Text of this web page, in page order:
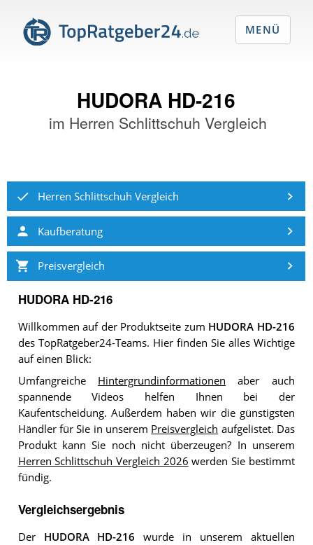
HUDORA HD-216
im Herren Schlittschuh Vergleich
Herren Schlittschuh Vergleich
Kaufberatung
Preisvergleich
HUDORA HD-216
Willkommen auf der Produktseite zum HUDORA HD-216
des TopRatgeber24-Teams. Hier finden Sie alles Wichtige
auf einen Blick:
Umfangreiche Hintergrundinformationen aber auch
spannende Videos helfen Ihnen bei der
Kaufentscheidung. Außerdem haben wir die günstigsten
Händler für Sie in unserem Preisvergleich aufgelistet. Das
Produkt kann Sie noch nicht überzeugen? In unserem
Herren Schlittschuh Vergleich 2026 werden Sie bestimmt
fündig.
Vergleichsergebnis
Der HUDORA HD-216 wurde in unserem aktuellen
MENÜ